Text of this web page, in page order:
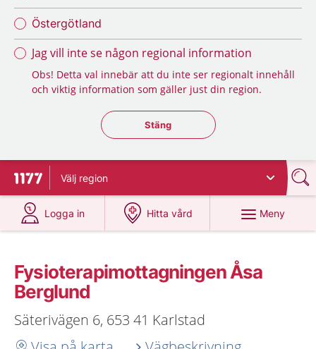
Östergötland
Jag vill inte se någon regional information
Obs! Detta val innebär att du inte ser regionalt innehåll
och viktig information som gäller just din region.
Stäng regionsväljaren
Stäng
Till startsidan för 1177
Välj region
Logga in
på 1177.se
Hitta vård
på 1177.se
Meny
Fysioterapimottagningen Åsa
Berglund
Säterivägen 6, 653 41 Karlstad